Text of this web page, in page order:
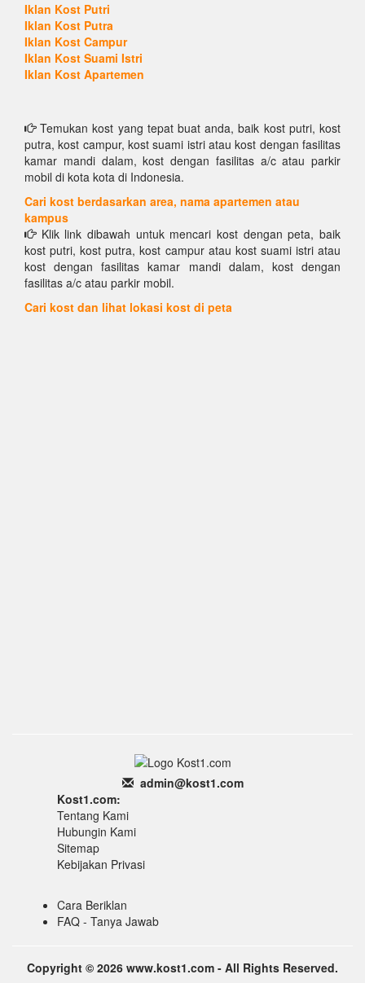
Iklan Kost Putri
Iklan Kost Putra
Iklan Kost Campur
Iklan Kost Suami Istri
Iklan Kost Apartemen
Temukan kost yang tepat buat anda, baik kost putri, kost
putra, kost campur, kost suami istri atau kost dengan fasilitas
kamar mandi dalam, kost dengan fasilitas a/c atau parkir
mobil di kota kota di Indonesia.
Cari kost berdasarkan area, nama apartemen atau
kampus
Klik link dibawah untuk mencari kost dengan peta, baik
kost putri, kost putra, kost campur atau kost suami istri atau
kost dengan fasilitas kamar mandi dalam, kost dengan
fasilitas a/c atau parkir mobil.
Cari kost dan lihat lokasi kost di peta
admin@kost1.com
Kost1.com:
Tentang Kami
Hubungin Kami
Sitemap
Kebijakan Privasi
Cara Beriklan
FAQ - Tanya Jawab
Copyright © 2026 www.kost1.com - All Rights Reserved.